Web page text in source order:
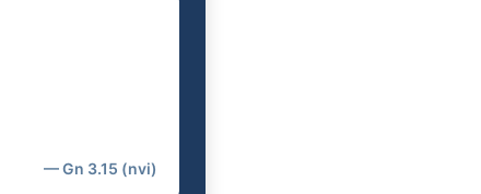
— Gn 3.15 (nvi)